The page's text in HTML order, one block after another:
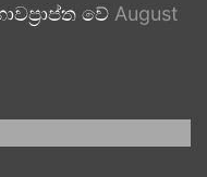
වේ August